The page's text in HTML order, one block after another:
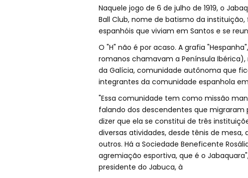
Naquele jogo de 6 de julho de 1919, o
Ball Club, nome de batismo da instituição,
espanhóis que viviam em Santos e se
O "H" não é por acaso. A grafia
romanos chamavam a Península
da Galícia, comunidade autônoma que
integrantes da comunidade espanhola
"Essa comunidade tem como missão
falando dos descendentes que migraram
dizer que ela se constitui de três
diversas atividades, desde tênis de
outros. Há a Sociedade Beneficente
agremiação esportiva, que é o
presidente do Jabuca, à